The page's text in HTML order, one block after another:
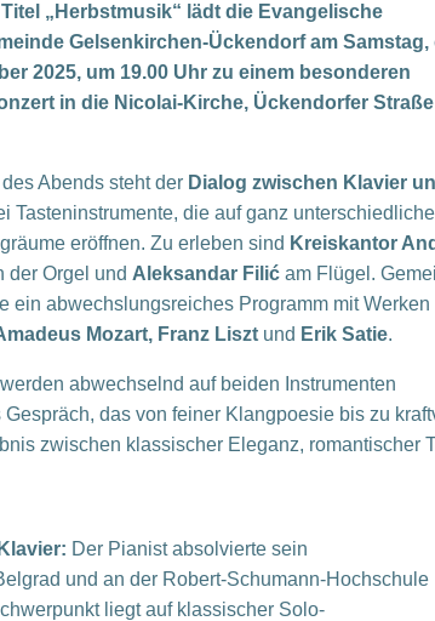
„Herbstmusik“ lädt die Evangelische
Gelsenkirchen-Ückendorf am Samstag,
2025, um 19.00 Uhr zu einem besonderen
in die Nicolai-Kirche, Ückendorfer Straße
des Abends steht der Dialog zwischen Klavier
Tasteninstrumente, die auf ganz unterschiedliche
eröffnen. Zu erleben sind Kreiskantor
der Orgel und Aleksandar Filić am Flügel.
ein abwechslungsreiches Programm mit Werken
Mozart, Franz Liszt und Erik Satie.
abwechselnd auf beiden Instrumenten
das von feiner Klangpoesie bis zu
zwischen klassischer Eleganz, romantischer
Der Pianist absolvierte sein
und an der Robert-Schumann-Hochschule
liegt auf klassischer Solo-